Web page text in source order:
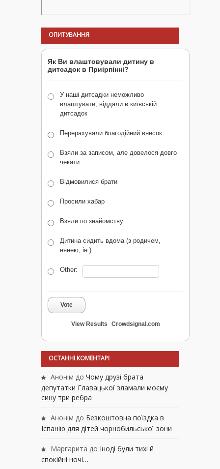
ОПИТУВАННЯ
Як Ви влаштовували дитину в
дитсадок в Приірпінні?
У наші дитсадки неможливо
влаштувати, віддали в київській
дитсадок
Перерахували благодійний внесок
Взяли за записом, але довелося довго
чекати
Відмовилися брати
Просили хабар
Взяли по знайомству
Дитина сидить вдома (з родичем,
нянею, ін.)
Other:
Vote
View Results Crowdsignal.com
ОСТАННІ КОМЕНТАРІ
Анонім до Чому друзі брата
депутатки Главацької зламали моєму
сину три ребра
Анонім до Безкоштовна поїздка в
Іспанію для дітей чорнобильської зони
Маргарита до Іноді були тихі й
спокійні ночі…